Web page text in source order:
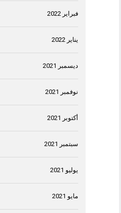
فبراير 2022
يناير 2022
ديسمبر 2021
نوفمبر 2021
أكتوبر 2021
سبتمبر 2021
يوليو 2021
مايو 2021